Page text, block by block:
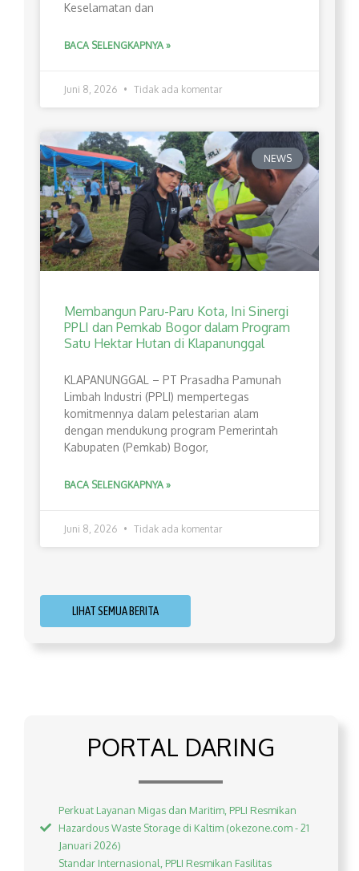
Keselamatan dan
BACA SELENGKAPNYA »
Juni 8, 2026 Tidak ada komentar
NEWS
Membangun Paru-Paru Kota, Ini Sinergi
PPLI dan Pemkab Bogor dalam Program
Satu Hektar Hutan di Klapanunggal
​KLAPANUNGGAL – PT Prasadha Pamunah
Limbah Industri (PPLI) mempertegas
komitmennya dalam pelestarian alam
dengan mendukung program Pemerintah
Kabupaten (Pemkab) Bogor,
BACA SELENGKAPNYA »
Juni 8, 2026 Tidak ada komentar
LIHAT SEMUA BERITA
PORTAL DARING
Perkuat Layanan Migas dan Maritim, PPLI Resmikan
Hazardous Waste Storage di Kaltim (okezone.com - 21
Januari 2026)
Standar Internasional, PPLI Resmikan Fasilitas